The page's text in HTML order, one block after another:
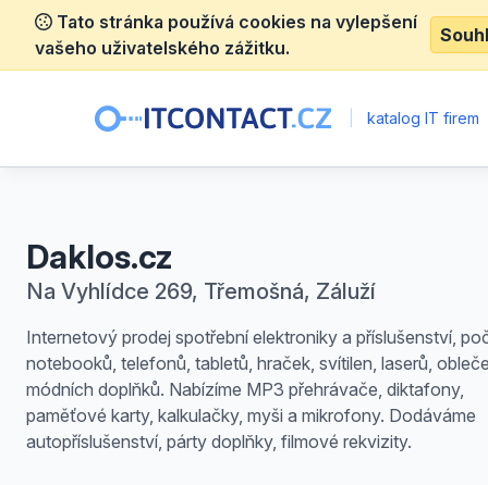
Tato stránka používá cookies na vylepšení
vašeho uživatelského zážitku.
katalog IT firem
Daklos.cz
Na Vyhlídce 269, Třemošná, Záluží
Internetový prodej spotřební elektroniky a příslušenství,
notebooků, telefonů, tabletů, hraček, svítilen, laserů,
módních doplňků. Nabízíme MP3 přehrávače, diktafony,
paměťové karty, kalkulačky, myši a mikrofony. Dodáváme
autopříslušenství, párty doplňky, filmové rekvizity.